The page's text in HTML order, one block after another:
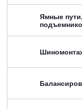
Ямные